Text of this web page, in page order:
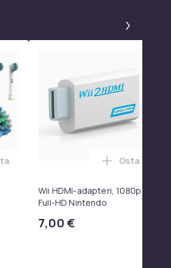
2w, SoundTrue, SoundLink Black
TV:lle ostoskoriin
12-pack Oral-B yhteensopivia
Wii HDMI-adapteri, 1080p
Full-HD Nintendo
7,00 €
Lisää Wii
Osta